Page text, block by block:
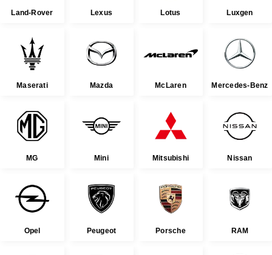
Land-Rover Lexus Lotus Luxgen
Maserati Mazda McLaren Mercedes-Benz
MG Mini Mitsubishi Nissan
Opel Peugeot Porsche RAM